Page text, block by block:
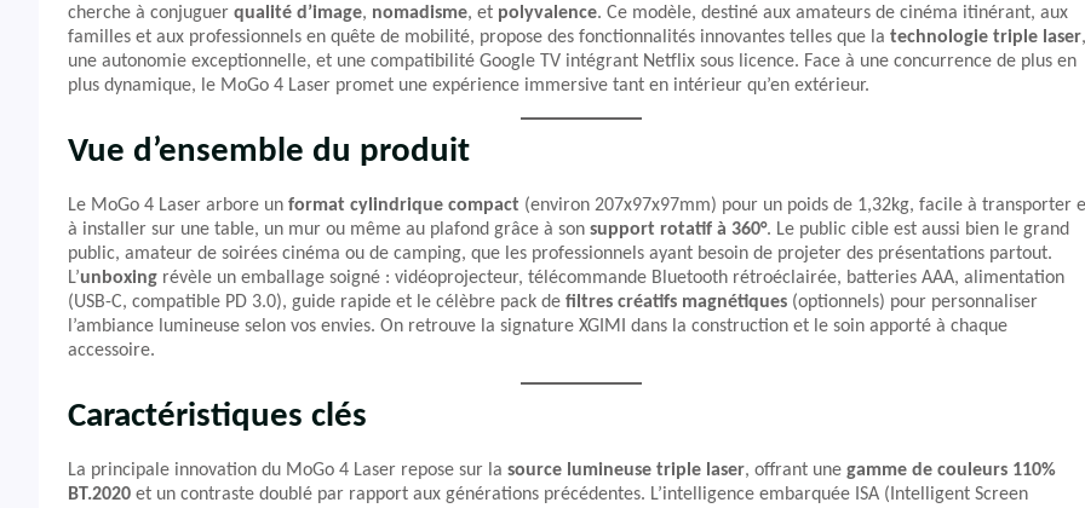
cherche à conjuguer qualité d’image, nomadisme, et polyvalence. Ce modèle, destiné aux amateurs de cinéma itinérant, aux
familles et aux professionnels en quête de mobilité, propose des fonctionnalités innovantes telles que la technologie triple laser,
une autonomie exceptionnelle, et une compatibilité Google TV intégrant Netflix sous licence. Face à une concurrence de plus en
plus dynamique, le MoGo 4 Laser promet une expérience immersive tant en intérieur qu’en extérieur.
Vue d’ensemble du produit
Le MoGo 4 Laser arbore un format cylindrique compact (environ 207x97x97mm) pour un poids de 1,32kg, facile à transporter
à installer sur une table, un mur ou même au plafond grâce à son support rotatif à 360°. Le public cible est aussi bien le grand
public, amateur de soirées cinéma ou de camping, que les professionnels ayant besoin de projeter des présentations partout.
L’unboxing révèle un emballage soigné : vidéoprojecteur, télécommande Bluetooth rétroéclairée, batteries AAA, alimentation
(USB-C, compatible PD 3.0), guide rapide et le célèbre pack de filtres créatifs magnétiques (optionnels) pour personnaliser
l’ambiance lumineuse selon vos envies. On retrouve la signature XGIMI dans la construction et le soin apporté à chaque
accessoire.
Caractéristiques clés
La principale innovation du MoGo 4 Laser repose sur la source lumineuse triple laser, offrant une gamme de couleurs 110%
BT.2020 et un contraste doublé par rapport aux générations précédentes. L’intelligence embarquée ISA (Intelligent Screen